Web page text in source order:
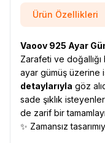
Ürün Özellikleri
Vaoov 925 Ayar
Zarafeti ve
ayar gümüş üzerine
detaylarıyla göz
sade şıklık
de zarif bir
✨ Zamansız